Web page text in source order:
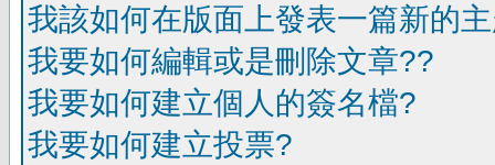
我該如何在版面上發表一篇新的
我要如何編輯或是刪除文章??
我要如何建立個人的簽名檔?
我要如何建立投票?